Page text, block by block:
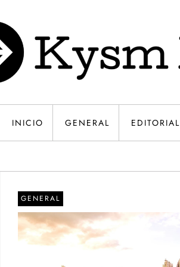
INICIO GENERAL EDITORIAL
GENERAL